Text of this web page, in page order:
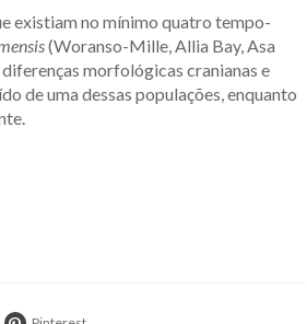
existiam no mínimo quatro tempo-
(Woranso-Mille, Allia Bay, Asa
morfológicas cranianas e
de uma dessas populações, enquanto